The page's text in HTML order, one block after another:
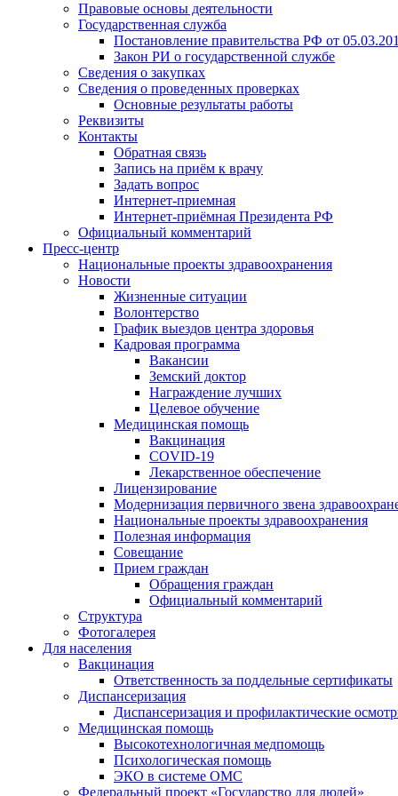
Правовые основы деятельности
Государственная служба
Постановление правительства РФ от
Закон РИ о государственной службе
Сведения о закупках
Сведения о проведенных проверках
Основные результаты работы
Реквизиты
Контакты
Обратная связь
Запись на приём к врачу
Задать вопрос
Интернет-приемная
Интернет-приёмная Президента РФ
Официальный комментарий
Пресс-центр
Национальные проекты здравоохранения
Новости
Жизненные ситуации
Волонтерство
График выездов центра здоровья
Кадровая программа
Вакансии
Земский доктор
Награждение лучших
Целевое обучение
Медицинская помощь
Вакцинация
COVID-19
Лекарственное обеспечение
Лицензирование
Модернизация первичного звена
Национальные проекты здравоохранения
Полезная информация
Совещание
Прием граждан
Обращения граждан
Официальный комментарий
Структура
Фотогалерея
Для населения
Вакцинация
Ответственность за поддельные сертификаты
Диспансеризация
Диспансеризация и профилактические
Медицинская помощь
Высокотехнологичная медпомощь
Психологическая помощь
ЭКО в системе ОМС
Федеральный проект «Государство для людей»